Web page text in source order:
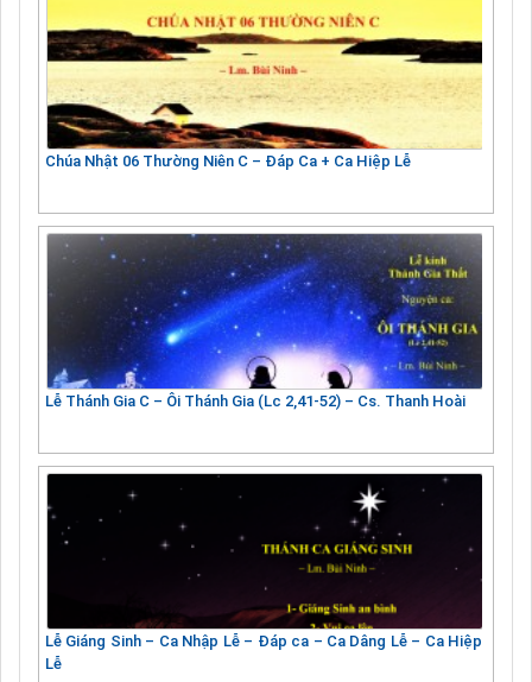
Chúa Nhật 06 Thường Niên C – Đáp Ca + Ca Hiệp Lễ
Lễ Thánh Gia C – Ôi Thánh Gia (Lc 2,41-52) – Cs. Thanh Hoài
Lễ Giáng Sinh – Ca Nhập Lễ – Đáp ca – Ca Dâng Lễ – Ca Hiệp
Lễ